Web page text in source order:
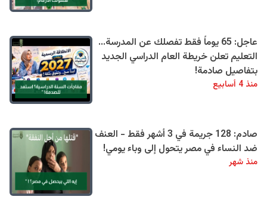
عاجل: 65 يوماً فقط تفصلك عن المدرسة...
التعليم تعلن خريطة العام الدراسي الجديد
بتفاصيل صادمة!
منذ 4 أسابيع
صادم: 128 جريمة في 3 أشهر فقط - العنف
ضد النساء في مصر يتحول إلى وباء يومي!
منذ شهر